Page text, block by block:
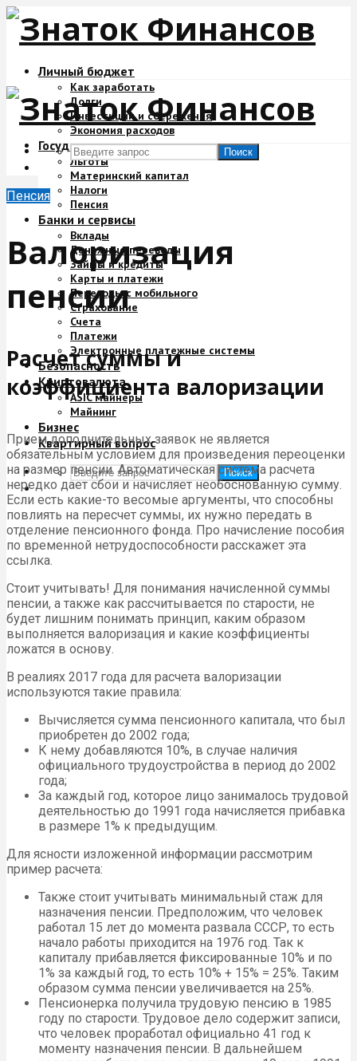
Личный бюджет
Как заработать
Долги
Инвестиции и сбережения
Экономия расходов
Государство и деньги
Льготы
Материнский капитал
Налоги
Пенсия
Банки и сервисы
Вклады
Денежные переводы
Займы и кредиты
Карты и платежи
Переводы с мобильного
Страхование
Счета
Платежи
Электронные платежные системы
Безопасность
Криптовалюта
ASIC майнеры
Майнинг
Бизнес
Квартирный вопрос
Поиск
Поиск
Пенсия
Валоризация
пенсии
Расчет суммы и
коэффициента валоризации
Прием дополнительных заявок не является
обязательным условием для произведения переоценки
на размер пенсии. Автоматическая система расчета
нередко дает сбои и начисляет необоснованную сумму.
Если есть какие-то весомые аргументы, что способны
повлиять на пересчет суммы, их нужно передать в
отделение пенсионного фонда. Про начисление пособия
по временной нетрудоспособности расскажет эта
ссылка.
Стоит учитывать! Для понимания начисленной суммы
пенсии, а также как рассчитывается по старости, не
будет лишним понимать принцип, каким образом
выполняется валоризация и какие коэффициенты
ложатся в основу.
В реалиях 2017 года для расчета валоризации
используются такие правила:
Вычисляется сумма пенсионного капитала, что был
приобретен до 2002 года;
К нему добавляются 10%, в случае наличия
официального трудоустройства в период до 2002
года;
За каждый год, которое лицо занималось трудовой
деятельностью до 1991 года начисляется прибавка
в размере 1% к предыдущим.
Для ясности изложенной информации рассмотрим
пример расчета:
Также стоит учитывать минимальный стаж для
назначения пенсии. Предположим, что человек
работал 15 лет до момента развала СССР, то есть
начало работы приходится на 1976 год. Так к
капиталу прибавляется фиксированные 10% и по
1% за каждый год, то есть 10% + 15% = 25%. Таким
образом сумма пенсии увеличивается на 25%.
Пенсионерка получила трудовую пенсию в 1985
году по старости. Трудовое дело содержит записи,
что человек проработал официально 41 год к
моменту назначения пенсии. В дальнейшем